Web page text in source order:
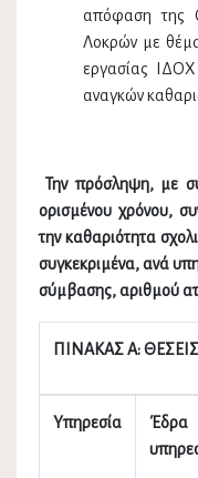
απόφαση της
Λοκρών με
εργασίας
αναγκών
Την πρόσληψη, με
ορισμένου χρόνου,
την καθαριότητα
συγκεκριμένα, ανά
σύμβασης, αριθμού
ΠΙΝΑΚΑΣ Α:
Υπηρεσία
Έδρα